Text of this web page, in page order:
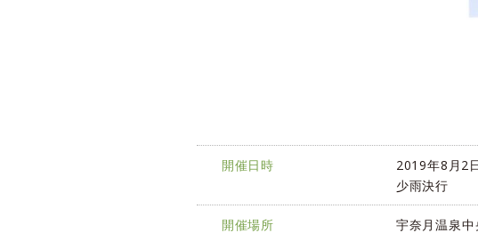
開催日時
2019年8月2
少雨決行
開催場所 宇奈月温泉中